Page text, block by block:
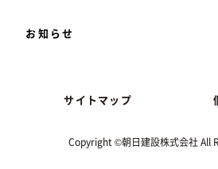
お知らせ
Copyright ©朝日建設株式会社 All
サイトマップ